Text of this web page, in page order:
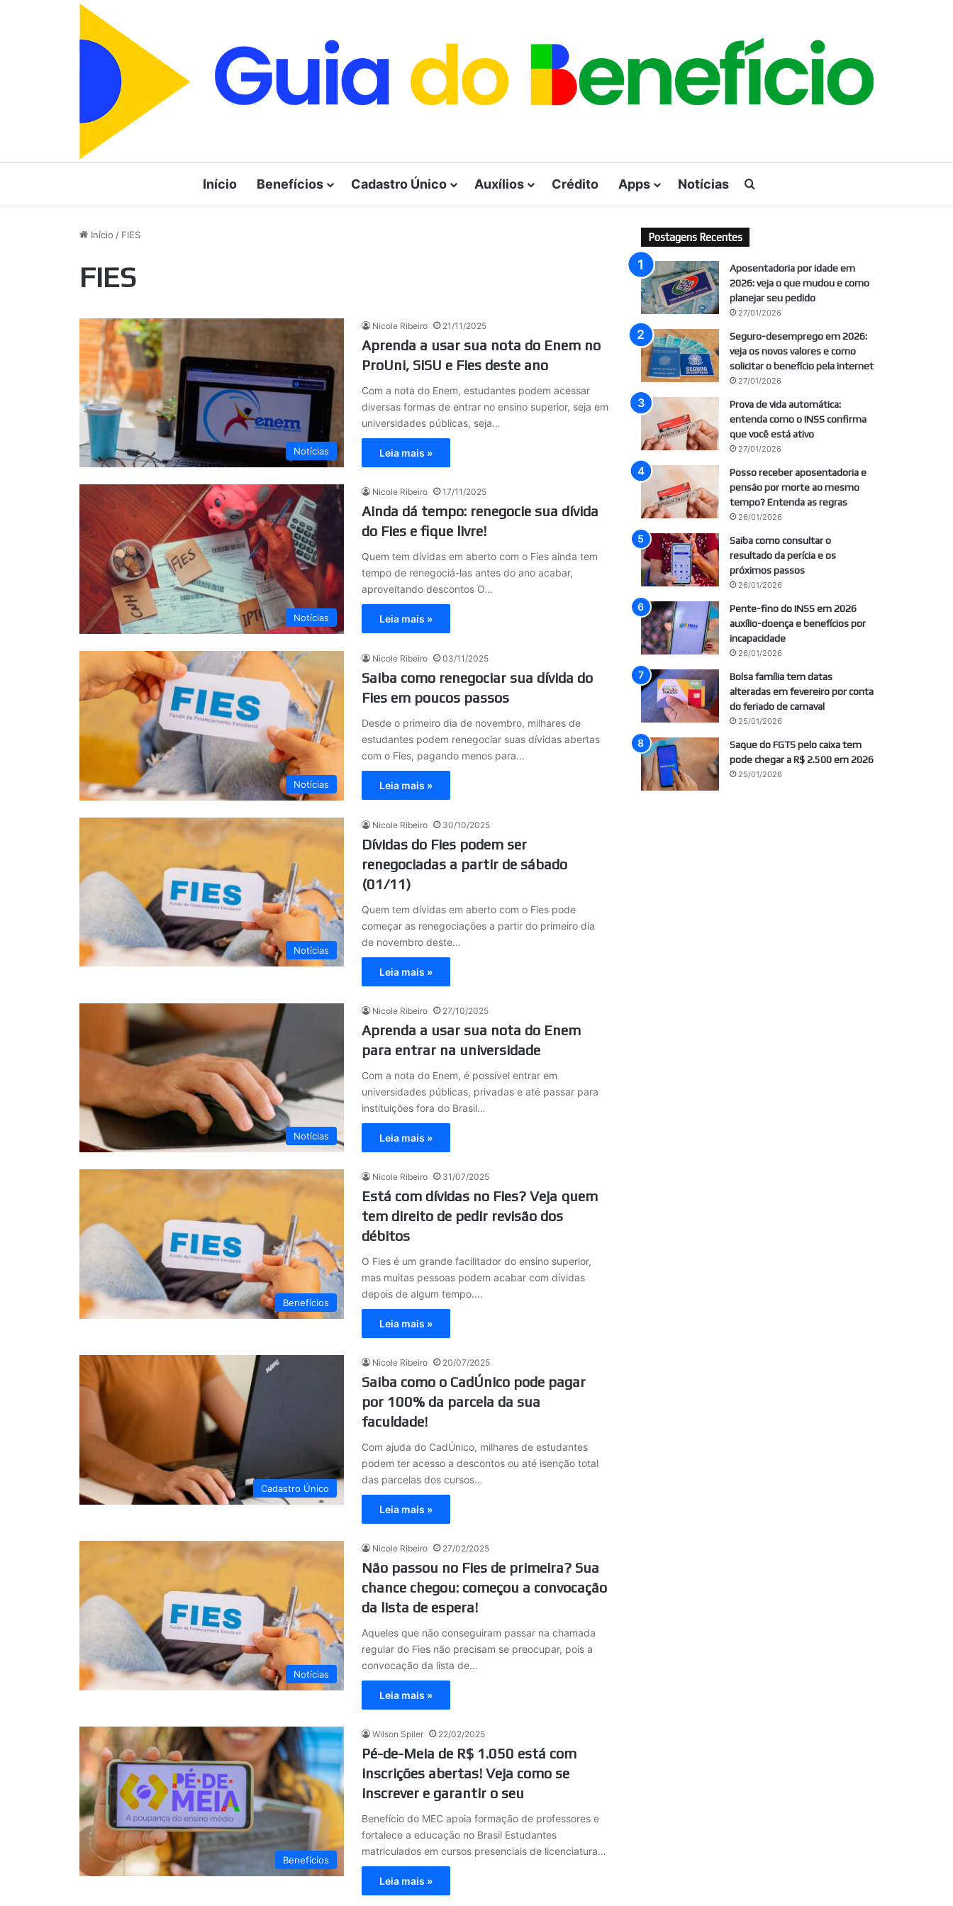
Início Benefícios Cadastro Único Auxílios Crédito Apps Notícias
Início / FIES
FIES
Notícias
Nicole Ribeiro 21/11/2025
Aprenda a usar sua nota do Enem no
ProUni, SiSU e Fies deste ano
Com a nota do Enem, estudantes podem acessar
diversas formas de entrar no ensino superior, seja em
universidades públicas, seja…
Leia mais »
Notícias
Nicole Ribeiro 17/11/2025
Ainda dá tempo: renegocie sua dívida
do Fies e fique livre!
Quem tem dívidas em aberto com o Fies ainda tem
tempo de renegociá-las antes do ano acabar,
aproveitando descontos O…
Leia mais »
Notícias
Nicole Ribeiro 03/11/2025
Saiba como renegociar sua dívida do
Fies em poucos passos
Desde o primeiro dia de novembro, milhares de
estudantes podem renegociar suas dívidas abertas
com o Fies, pagando menos para…
Leia mais »
Notícias
Nicole Ribeiro 30/10/2025
Dívidas do Fies podem ser
renegociadas a partir de sábado
(01/11)
Quem tem dívidas em aberto com o Fies pode
começar as renegociações a partir do primeiro dia
de novembro deste…
Leia mais »
Notícias
Nicole Ribeiro 27/10/2025
Aprenda a usar sua nota do Enem
para entrar na universidade
Com a nota do Enem, é possível entrar em
universidades públicas, privadas e até passar para
instituições fora do Brasil…
Leia mais »
Benefícios
Nicole Ribeiro 31/07/2025
Está com dívidas no Fies? Veja quem
tem direito de pedir revisão dos
débitos
O Fies é um grande facilitador do ensino superior,
mas muitas pessoas podem acabar com dívidas
depois de algum tempo.…
Leia mais »
Cadastro Único
Nicole Ribeiro 20/07/2025
Saiba como o CadÚnico pode pagar
por 100% da parcela da sua
faculdade!
Com ajuda do CadÚnico, milhares de estudantes
podem ter acesso a descontos ou até isenção total
das parcelas dos cursos…
Leia mais »
Notícias
Nicole Ribeiro 27/02/2025
Não passou no Fies de primeira? Sua
chance chegou: começou a convocação
da lista de espera!
Aqueles que não conseguiram passar na chamada
regular do Fies não precisam se preocupar, pois a
convocação da lista de…
Leia mais »
Benefícios
Wilson Spiler 22/02/2025
Pé-de-Meia de R$ 1.050 está com
inscrições abertas! Veja como se
inscrever e garantir o seu
Benefício do MEC apoia formação de professores e
fortalece a educação no Brasil Estudantes
matriculados em cursos presenciais de licenciatura…
Leia mais »
Postagens Recentes
Aposentadoria por idade em
2026: veja o que mudou e como
planejar seu pedido
27/01/2026
Seguro-desemprego em 2026:
veja os novos valores e como
solicitar o benefício pela internet
27/01/2026
Prova de vida automática:
entenda como o INSS confirma
que você está ativo
27/01/2026
Posso receber aposentadoria e
pensão por morte ao mesmo
tempo? Entenda as regras
26/01/2026
Saiba como consultar o
resultado da perícia e os
próximos passos
26/01/2026
Pente-fino do INSS em 2026
auxílio-doença e benefícios por
incapacidade
26/01/2026
Bolsa família tem datas
alteradas em fevereiro por conta
do feriado de carnaval
25/01/2026
Saque do FGTS pelo caixa tem
pode chegar a R$ 2.500 em 2026
25/01/2026